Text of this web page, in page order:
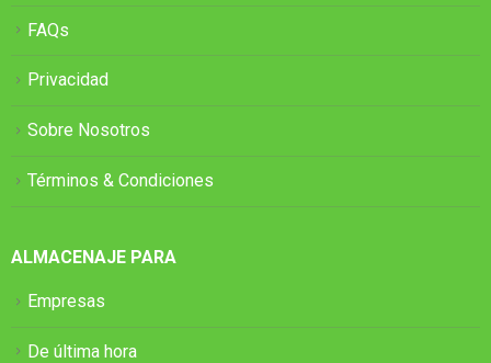
FAQs
Privacidad
Sobre Nosotros
Términos & Condiciones
ALMACENAJE PARA
Empresas
De última hora